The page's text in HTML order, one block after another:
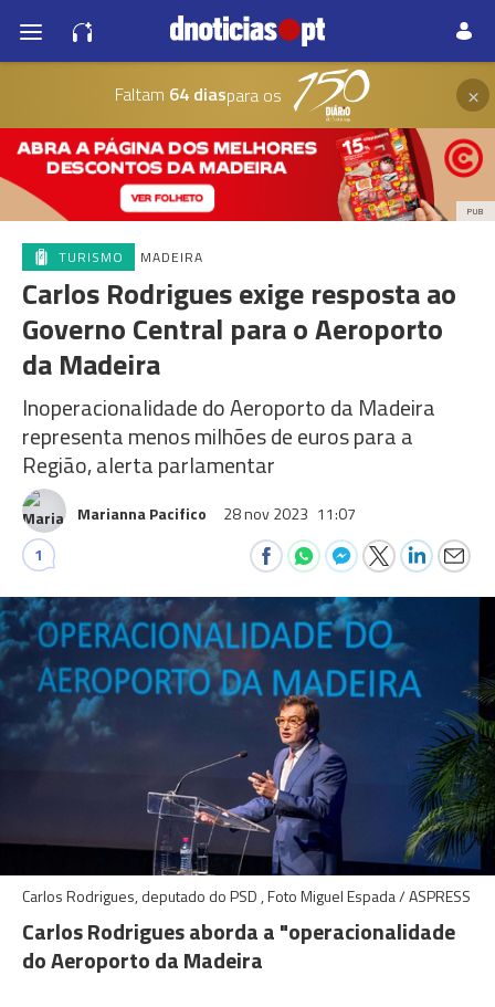
Faltam 64 diaspara os ×
PUB
TURISMO MADEIRA
Carlos Rodrigues exige resposta ao
Governo Central para o Aeroporto
da Madeira
Inoperacionalidade do Aeroporto da Madeira
representa menos milhões de euros para a
Região, alerta parlamentar
Marianna Pacifico 28 nov 2023 11:07
1
Carlos Rodrigues, deputado do PSD , Foto Miguel Espada / ASPRESS
Carlos Rodrigues aborda a "operacionalidade
do Aeroporto da Madeira